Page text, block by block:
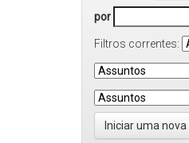
por
Filtros correntes:
Iniciar uma